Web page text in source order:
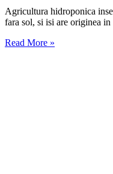
Agricultura hidroponica
fara sol, si isi are originea
Read More »